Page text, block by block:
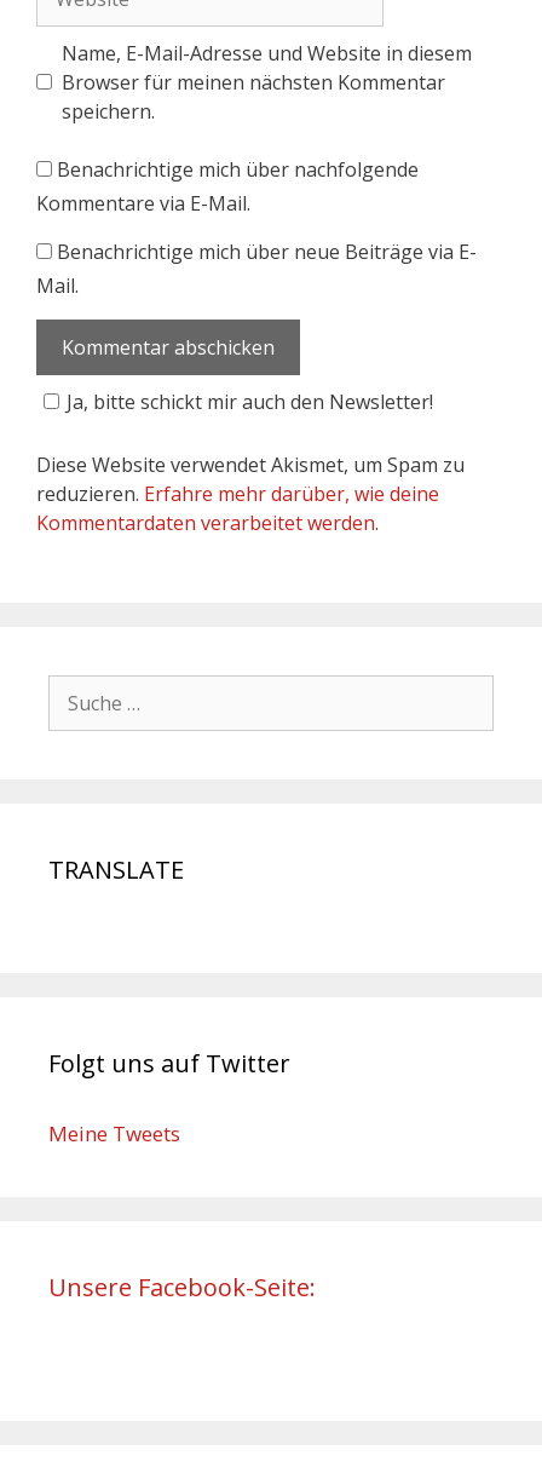
Name, E-Mail-Adresse und Website in diesem
Browser für meinen nächsten Kommentar
speichern.
Benachrichtige mich über nachfolgende
Kommentare via E-Mail.
Benachrichtige mich über neue Beiträge via E-
Mail.
Ja, bitte schickt mir auch den Newsletter!
Diese Website verwendet Akismet, um Spam zu
reduzieren. Erfahre mehr darüber, wie deine
Kommentardaten verarbeitet werden.
TRANSLATE
Folgt uns auf Twitter
Meine Tweets
Unsere Facebook-Seite: